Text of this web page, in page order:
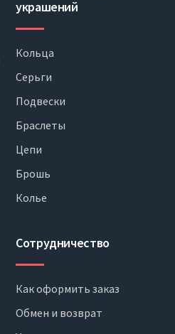
украшений
Кольца
Серьги
Подвески
Браслеты
Цепи
Брошь
Колье
Сотрудничество
Как оформить заказ
Обмен и возврат